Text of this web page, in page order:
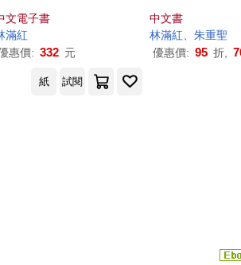
趙祐志
蔭聰 陳康寧 陳景輝
文電子書
滿紅
惠價: 332 元
al Office From
General’s
dential
中文書
林滿紅 、朱重聖
優惠價: 95 折,
紙 試閱